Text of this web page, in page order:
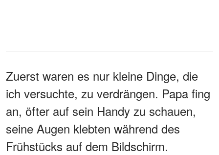
Zuerst waren es nur kleine Dinge, die
ich versuchte, zu verdrängen. Papa fing
an, öfter auf sein Handy zu schauen,
seine Augen klebten während des
Frühstücks auf dem Bildschirm.